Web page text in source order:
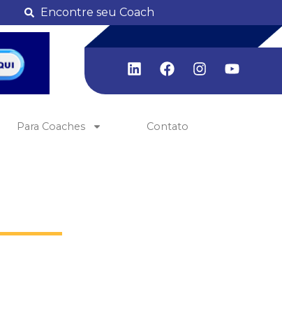
Encontre seu Coach
Para Coaches Contato